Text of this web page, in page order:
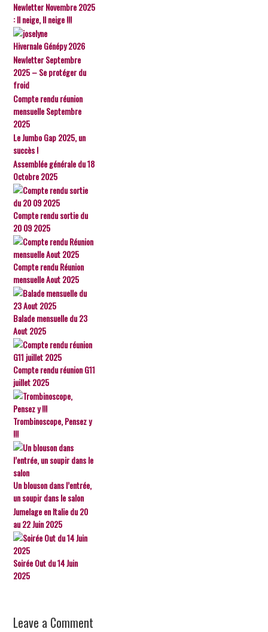
Newletter Novembre 2025
: Il neige, Il neige !!!
Hivernale Génépy 2026
Newletter Septembre
2025 – Se protéger du
froid
Compte rendu réunion
mensuelle Septembre
2025
Le Jumbo Gap 2025, un
succès !
Assemblée générale du 18
Octobre 2025
Compte rendu sortie du
20 09 2025
Compte rendu Réunion
mensuelle Aout 2025
Balade mensuelle du 23
Aout 2025
Compte rendu réunion G11
juillet 2025
Trombinoscope, Pensez y
!!!
Un blouson dans l’entrée,
un soupir dans le salon
Jumelage en Italie du 20
au 22 Juin 2025
Soirée Out du 14 Juin
2025
Leave a Comment